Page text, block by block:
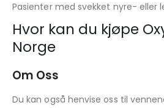
Pasienter med svekket nyre- eller
Hvor kan du kjøpe
Norge
Om Oss
Du kan også henvise oss til